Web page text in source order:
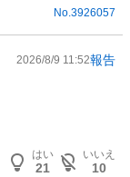
No.3926057
2026/8/9 11:52報告
はい
21
いいえ
10